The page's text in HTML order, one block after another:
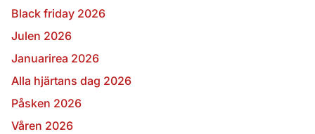
Black friday 2026
Julen 2026
Januarirea 2026
Alla hjärtans dag 2026
Påsken 2026
Våren 2026